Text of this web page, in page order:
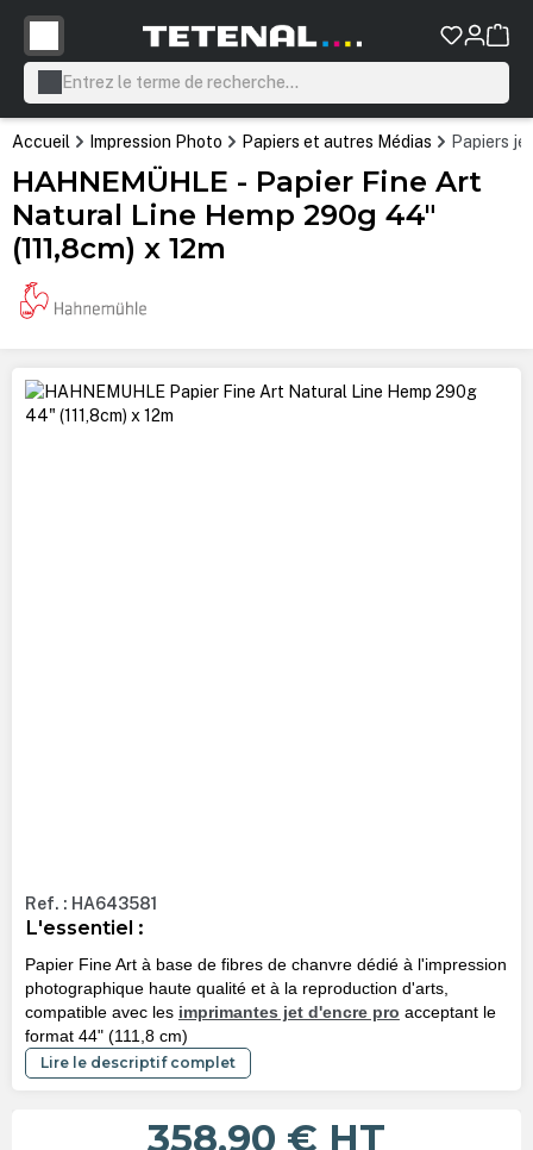
principal
Accueil Impression Photo Papiers et autres Médias Papiers
HAHNEMÜHLE - Papier Fine Art
Natural Line Hemp 290g 44"
(111,8cm) x 12m
Ignorer la galerie d'images
Ref. : HA643581
L'essentiel :
Papier Fine Art à base de fibres de chanvre dédié à l'impression
photographique haute qualité et à la reproduction d'arts,
compatible avec les imprimantes jet d'encre pro acceptant le
format 44" (111,8 cm)
Lire le descriptif complet
358,90 € HT